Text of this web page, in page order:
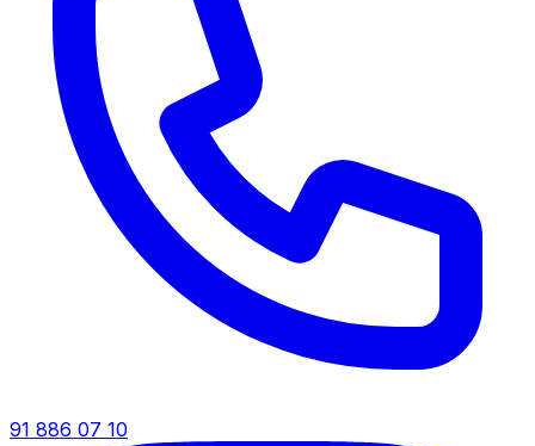
91 886 07 10